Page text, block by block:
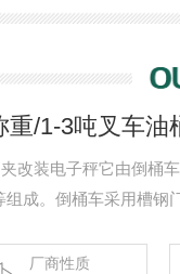
重/1-3吨叉车油
改装电子秤它由倒桶
成。倒桶车采用槽钢
作，并可将油桶装卸
厂商性质